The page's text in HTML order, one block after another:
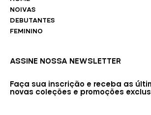
NOIVAS
DEBUTANTES
FEMININO
ASSINE NOSSA NEWSLETTER
Faça sua inscrição e receba as
novas coleções e promoções